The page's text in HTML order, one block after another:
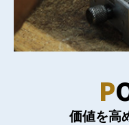
P
価値を高